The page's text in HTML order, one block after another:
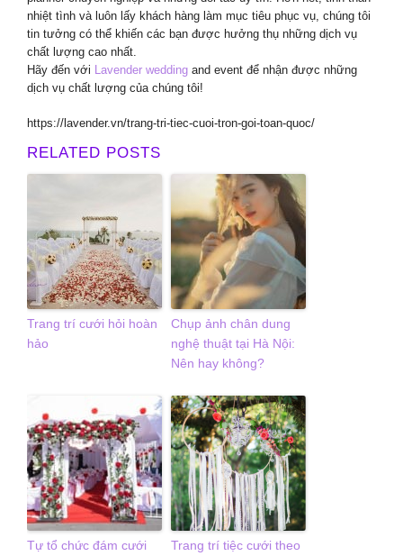
nhiệt tình và luôn lấy khách hàng làm mục tiêu phục vụ, chúng tôi
tin tưởng có thể khiến các bạn được hưởng thụ những dịch vụ
chất lượng cao nhất.
Hãy đến với Lavender wedding and event để nhận được những
dịch vụ chất lượng của chúng tôi!
https://lavender.vn/trang-tri-tiec-cuoi-tron-goi-toan-quoc/
RELATED POSTS
Trang trí cưới hỏi hoàn
hảo
Chụp ảnh chân dung
nghệ thuật tại Hà Nội:
Nên hay không?
Tự tổ chức đám cưới
Trang trí tiệc cưới theo